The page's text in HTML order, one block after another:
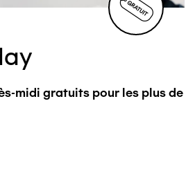
midi gratuits pour les plus de